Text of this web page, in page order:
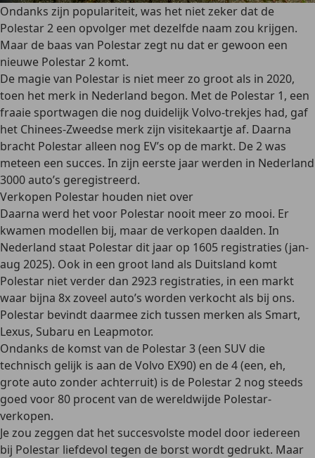
Ondanks zijn populariteit, was het niet zeker dat de
Polestar 2 een opvolger met dezelfde naam zou krijgen.
Maar de baas van Polestar zegt nu dat er gewoon een
nieuwe Polestar 2 komt.
De magie van Polestar is niet meer zo groot als in 2020,
toen het merk in Nederland begon. Met de Polestar 1, een
fraaie sportwagen die nog duidelijk Volvo-trekjes had, gaf
het Chinees-Zweedse merk zijn visitekaartje af. Daarna
bracht Polestar alleen nog EV’s op de markt. De 2 was
meteen een succes. In zijn eerste jaar werden in Nederland
3000 auto’s geregistreerd.
Verkopen Polestar houden niet over
Daarna werd het voor Polestar nooit meer zo mooi. Er
kwamen modellen bij, maar de verkopen daalden. In
Nederland staat Polestar dit jaar op 1605 registraties (jan-
aug 2025). Ook in een groot land als Duitsland komt
Polestar niet verder dan 2923 registraties, in een markt
waar bijna 8x zoveel auto’s worden verkocht als bij ons.
Polestar bevindt daarmee zich tussen merken als Smart,
Lexus, Subaru en Leapmotor.
Ondanks de komst van de Polestar 3 (een SUV die
technisch gelijk is aan de Volvo EX90) en de 4 (een, eh,
grote auto zonder achterruit) is de Polestar 2 nog steeds
goed voor 80 procent van de wereldwijde Polestar-
verkopen.
Je zou zeggen dat het succesvolste model door iedereen
bij Polestar liefdevol tegen de borst wordt gedrukt. Maar